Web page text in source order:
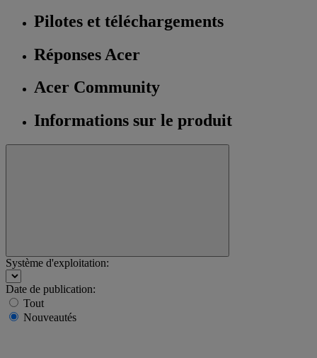
Pilotes et téléchargements
Réponses Acer
Acer Community
Informations sur le produit
Système d'exploitation:
Date de publication:
Tout
Nouveautés